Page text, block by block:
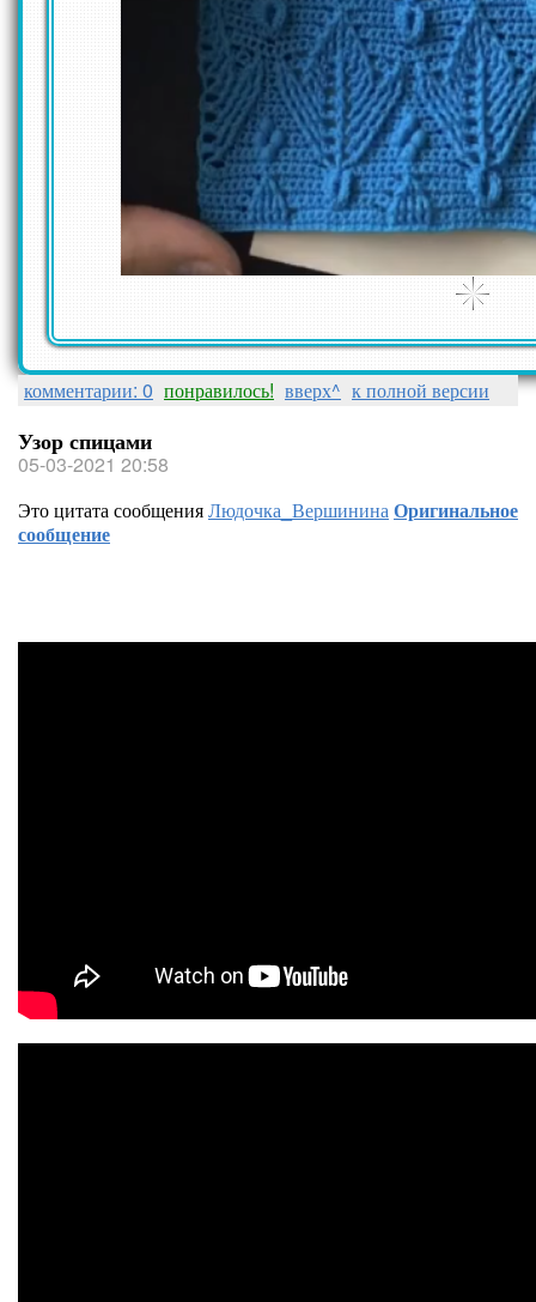
комментарии: 0 понравилось! вверх^ к полной версии
Узор спицами
05-03-2021 20:58
Это цитата сообщенияЛюдочка_Вершинина Оригинальное
сообщение